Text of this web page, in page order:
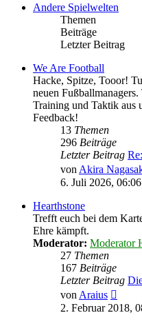
Andere Spielwelten
Themen
Beiträge
Letzter Beitrag
We Are Football
Hacke, Spitze, Tooor!
neuen
Training und Taktik aus
Feedback!
13 Themen
296 Beiträge
Letzter Beitrag
von Akira
6. Juli 2026, 06:06
Hearthstone
Trefft euch bei dem
Ehre kämpft.
Moderator: Moderator
27 Themen
167 Beiträge
Letzter Beitrag
von Araius
2. Februar 2018,